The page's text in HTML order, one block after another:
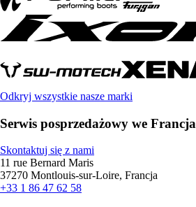
Odkryj wszystkie nasze marki
Serwis posprzedażowy we Francja
Skontaktuj się z nami
11 rue Bernard Maris
37270 Montlouis-sur-Loire, Francja
+33 1 86 47 62 58